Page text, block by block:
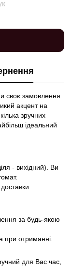
своє замовлення
акцент на
зручних
ідеальний
- вихідний). Ви
за будь-якою
при отриманні.
для Вас час,